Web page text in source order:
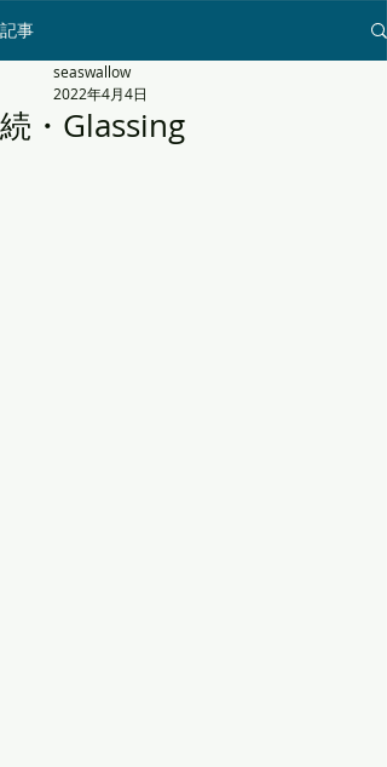
記事
続・Glassing
seaswallow
2022年4月4日